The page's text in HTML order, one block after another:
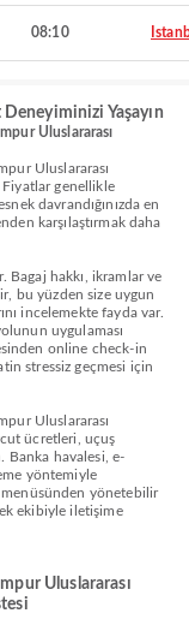
08:10
Yaşayın
Uluslararası
Uluslararası
Fiyatlar genellikle
davrandığınızda en
karşılaştırmak daha
Bagaj hakkı, ikramlar ve
bu yüzden size uygun
incelemekte fayda var.
uygulaması
online check-in
stressiz geçmesi için
Uluslararası
ücretleri, uçuş
Banka havalesi, e-
yöntemiyle
yönetebilir
ekibiyle iletişime
Uluslararası